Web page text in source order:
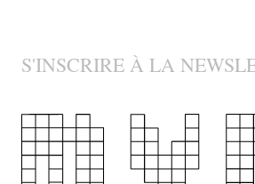
S'INSCRIRE À LA